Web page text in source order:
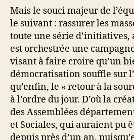
Mais le souci majeur de
le suivant : rassurer les
toute une série d’initiatives,
est orchestrée une
visant à faire croire qu’un
démocratisation souffle sur
qu’enfin, le « retour à la
à l’ordre du jour. D’où la
des Assemblées
et Sociales, qui auraient pu
depuis près d’un an,